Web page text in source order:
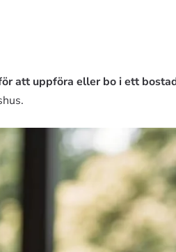
att uppföra eller bo i ett